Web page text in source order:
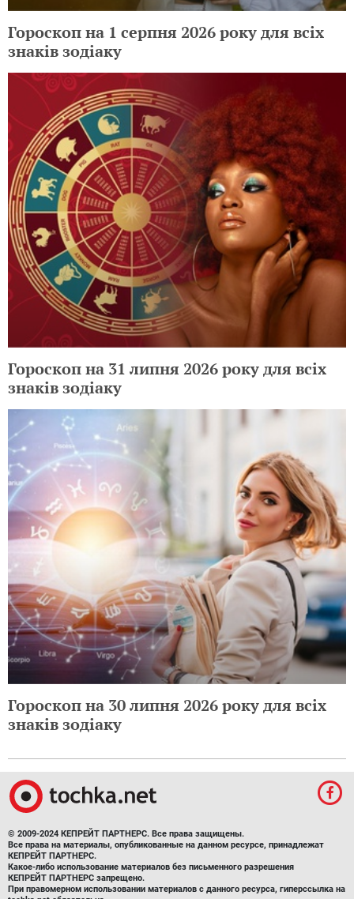
Гороскоп на 1 серпня 2026 року для всіх
знаків зодіаку
Гороскоп на 31 липня 2026 року для всіх
знаків зодіаку
Гороскоп на 30 липня 2026 року для всіх
знаків зодіаку
© 2009-2024 КЕПРЕЙТ ПАРТНЕРС. Все права защищены.
Все права на материалы, опубликованные на данном ресурсе, принадлежат
КЕПРЕЙТ ПАРТНЕРС.
Какое-либо использование материалов без письменного разрешения
КЕПРЕЙТ ПАРТНЕРС запрещено.
При правомерном использовании материалов с данного ресурса, гиперссылка на